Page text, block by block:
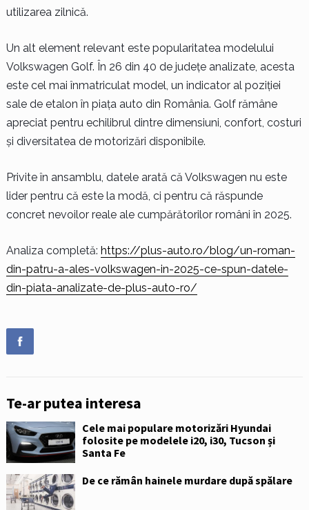
utilizarea zilnică.
Un alt element relevant este popularitatea modelului
Volkswagen Golf. În 26 din 40 de județe analizate, acesta
este cel mai înmatriculat model, un indicator al poziției
sale de etalon în piața auto din România. Golf rămâne
apreciat pentru echilibrul dintre dimensiuni, confort, costuri
și diversitatea de motorizări disponibile.
Privite în ansamblu, datele arată că Volkswagen nu este
lider pentru că este la modă, ci pentru că răspunde
concret nevoilor reale ale cumpărătorilor români în 2025.
Analiza completă: https://plus-auto.ro/blog/un-roman-
din-patru-a-ales-volkswagen-in-2025-ce-spun-datele-
din-piata-analizate-de-plus-auto-ro/
Te-ar putea interesa
Cele mai populare motorizări Hyundai
folosite pe modelele i20, i30, Tucson și
Santa Fe
De ce rămân hainele murdare după spălare